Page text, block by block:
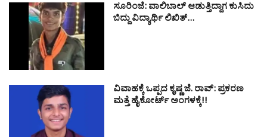
ಸೂರಿಂಜೆ: ವಾಲಿಬಾಲ್ ಆಡುತ್ತಿದ್ದಾಗ ಕುಸಿದು
ಬಿದ್ದು ವಿದ್ಯಾರ್ಥಿ ಲಿಖಿತ್…
ವಿವಾಹಕ್ಕೆ ಒಪ್ಪದ ಕೃಷ್ಣ ಜೆ. ರಾವ್: ಪ್ರಕರಣ
ಮತ್ತೆ ಹೈಕೋರ್ಟ್ ಅಂಗಳಕ್ಕೆ!!